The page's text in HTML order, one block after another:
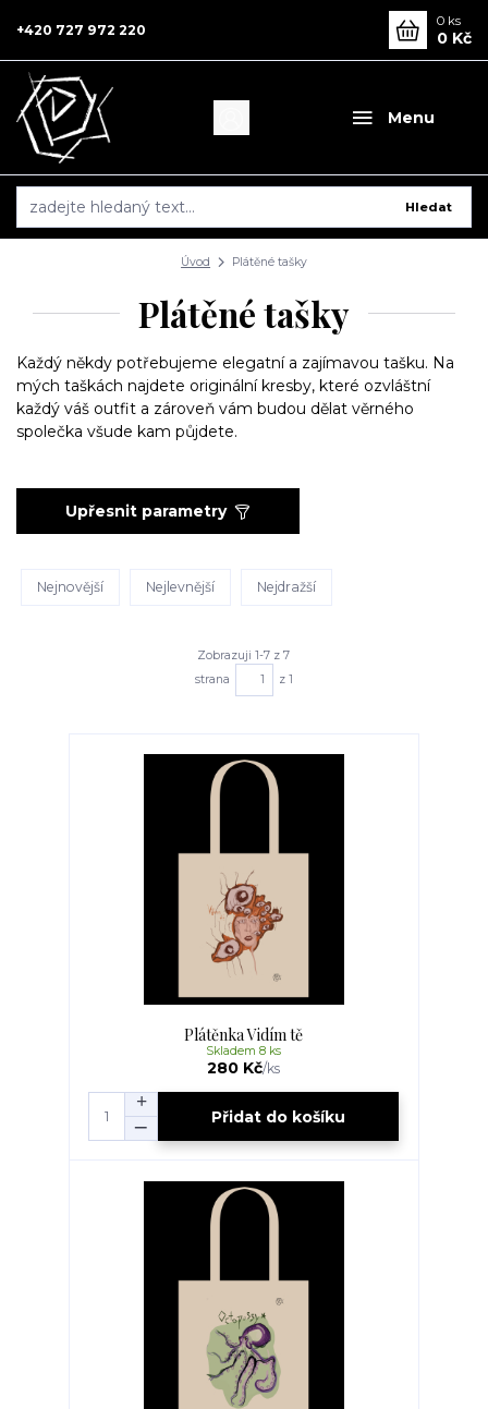
Menu
Hledat
+420 727 972 220
0 ks
0 Kč
Úvod Plátěné tašky
Plátěné tašky
Každý někdy potřebujeme elegatní a zajímavou tašku. Na
mých taškách najdete originální kresby, které ozvláštní
každý váš outfit a zároveň vám budou dělat věrného
společka všude kam půjdete.
Upřesnit parametry
Nejnovější Nejlevnější Nejdražší
Zobrazuji 1-7 z 7
strana
z 1
Plátěnka Vidím tě
280 Kč/ks
Skladem 8 ks
Přidat do košíku